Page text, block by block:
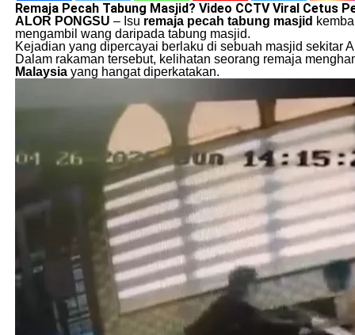
Remaja Pecah Tabung Masjid? Video CCTV Viral Cetus
ALOR PONGSU – Isu remaja pecah tabung masjid
mengambil wang daripada tabung masjid.
Kejadian yang dipercayai berlaku di sebuah masjid sekitar
Dalam rakaman tersebut, kelihatan seorang remaja
Malaysiayang hangat diperkatakan.